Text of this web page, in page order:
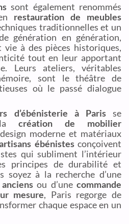
sont également renommés
restauration de meubles
traditionnelles et un
génération en génération,
vie à des pièces historiques,
tout en leur apportant
Leurs ateliers, véritables
sont le théâtre de
où le passé dialogue
d’ébénisterie à Parisse
la création de mobilier
moderne et matériaux
ébénistesconçoivent
qui subliment l’intérieur
principes de durabilité et
soyez à la recherche d’une
ou d’une commande
mesure, Paris regorge de
chaque espace en un